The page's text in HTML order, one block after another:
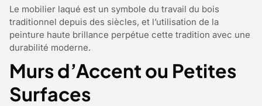
Le mobilier laqué est un symbole du travail du bois
traditionnel depuis des siècles, et l’utilisation de la
peinture haute brillance perpétue cette tradition avec une
durabilité moderne.
Murs d’Accent ou Petites
Surfaces